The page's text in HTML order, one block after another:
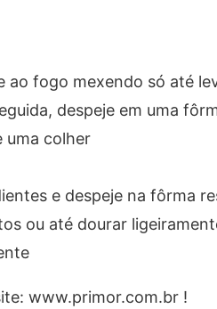
ao fogo mexendo só até
despeje em uma
uma colher
e despeje na fôrma
ou até dourar
www.primor.com.br !